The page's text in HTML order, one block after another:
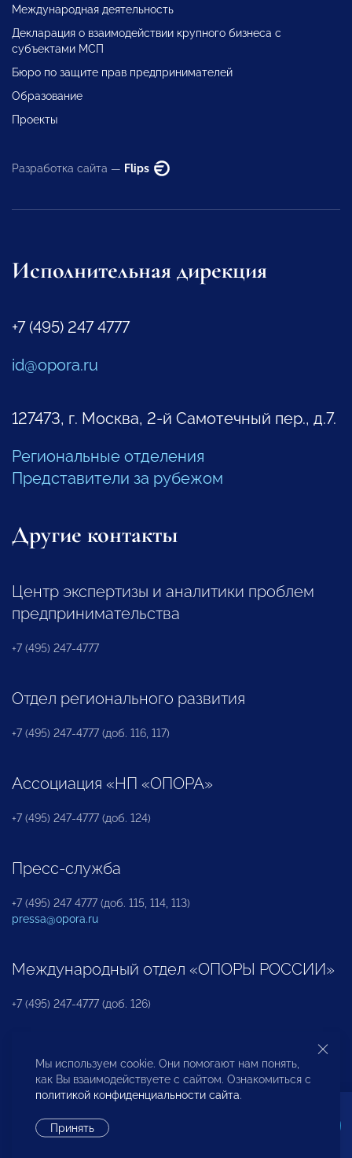
Международная деятельность
Декларация о взаимодействии крупного бизнеса с
субъектами МСП
Бюро по защите прав предпринимателей
Образование
Проекты
Разработка сайта — Flips
Исполнительная дирекция
+7 (495) 247 4777
id@opora.ru
127473, г. Москва, 2-й Самотечный пер., д.7.
Региональные отделения
Представители за рубежом
Другие контакты
Центр экспертизы и аналитики проблем
предпринимательства
+7 (495) 247-4777
Отдел регионального развития
+7 (495) 247-4777 (доб. 116, 117)
Ассоциация «НП «ОПОРА»
+7 (495) 247-4777 (доб. 124)
Пресс-служба
+7 (495) 247 4777 (доб. 115, 114, 113)
pressa@opora.ru
Международный отдел «ОПОРЫ РОССИИ»
+7 (495) 247-4777 (доб. 126)
Бюро по защите прав предпринимателей и
инвесторов
Мы используем cookie. Они помогают нам понять,
как Вы взаимодействуете с сайтом. Ознакомиться с
политикой конфиденциальности сайта.
Принять